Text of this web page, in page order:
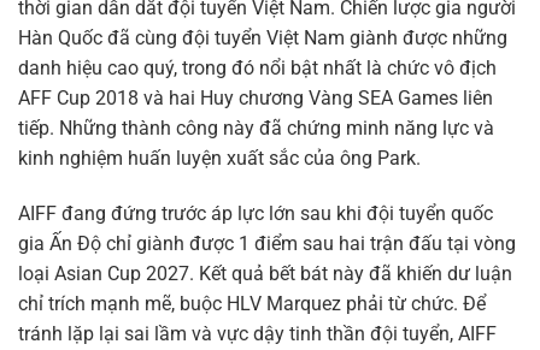
thời gian dẫn dắt đội tuyển Việt Nam. Chiến lược gia người
Hàn Quốc đã cùng đội tuyển Việt Nam giành được những
danh hiệu cao quý, trong đó nổi bật nhất là chức vô địch
AFF Cup 2018 và hai Huy chương Vàng SEA Games liên
tiếp. Những thành công này đã chứng minh năng lực và
kinh nghiệm huấn luyện xuất sắc của ông Park.
AIFF đang đứng trước áp lực lớn sau khi đội tuyển quốc
gia Ấn Độ chỉ giành được 1 điểm sau hai trận đấu tại vòng
loại Asian Cup 2027. Kết quả bết bát này đã khiến dư luận
chỉ trích mạnh mẽ, buộc HLV Marquez phải từ chức. Để
tránh lặp lại sai lầm và vực dậy tinh thần đội tuyển, AIFF